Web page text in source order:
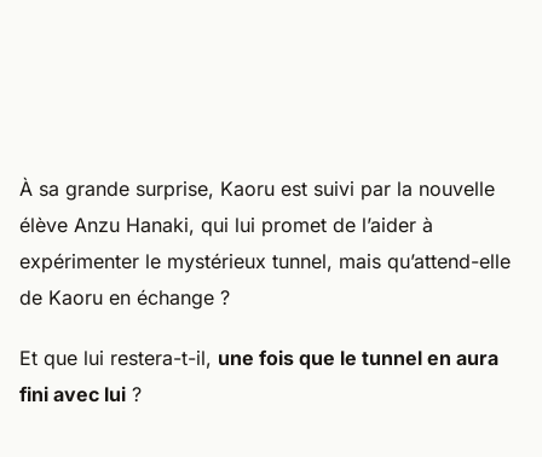
À sa grande surprise, Kaoru est suivi par la nouvelle
élève Anzu Hanaki, qui lui promet de l’aider à
expérimenter le mystérieux tunnel, mais qu’attend-elle
de Kaoru en échange ?
Et que lui restera-t-il, une fois que le tunnel en aura
fini avec lui ?